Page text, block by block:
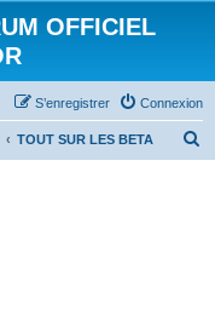
OFFICIEL
Connexion
S’enregistrer
TOUT SUR LES BETA